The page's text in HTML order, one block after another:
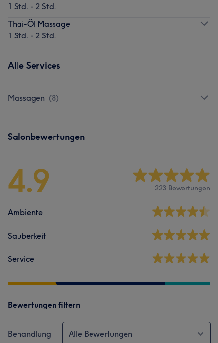
1 Std. - 2 Std.
Thai-Öl Massage
1 Std. - 2 Std.
Alle Services
Massagen (8)
Salonbewertungen
4.9 223 Bewertungen
Ambiente
Sauberkeit
Service
Bewertungen filtern
Behandlung Alle Bewertungen